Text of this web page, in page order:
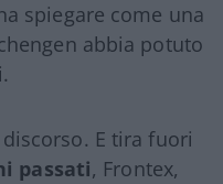
spiegare come una
abbia potuto
E tira fuori
passati, Frontex,